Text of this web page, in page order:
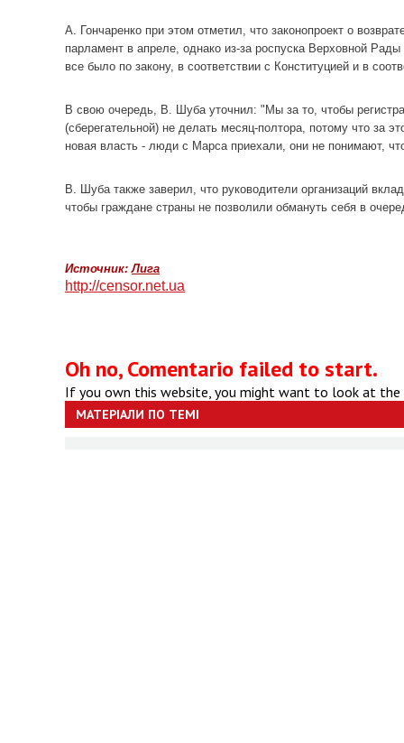
А. Гончаренко при этом отметил, что законопроект о
парламент в апреле, однако из-за роспуска Верховной
все было по закону, в соответствии с Конституцией и в
В свою очередь, В. Шуба уточнил: "Мы за то, чтобы
(сберегательной) не делать месяц-полтора, потому что за
новая власть - люди с Марса приехали, они не понимают,
В. Шуба также заверил, что руководители организаций
чтобы граждане страны не позволили обмануть себя в
Источник:Лига
http://censor.net.ua
Oh no, Comentario failed to start.
If you own this website, you might want to look at
МАТЕРІАЛИ ПО ТЕМІ